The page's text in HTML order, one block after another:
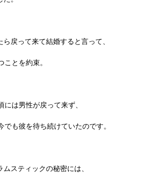
戻って来て結婚すると言って、
ことを約束。
には男性が戻って来ず、
でも彼を待ち続けていたのです。
ムスティックの秘密には、